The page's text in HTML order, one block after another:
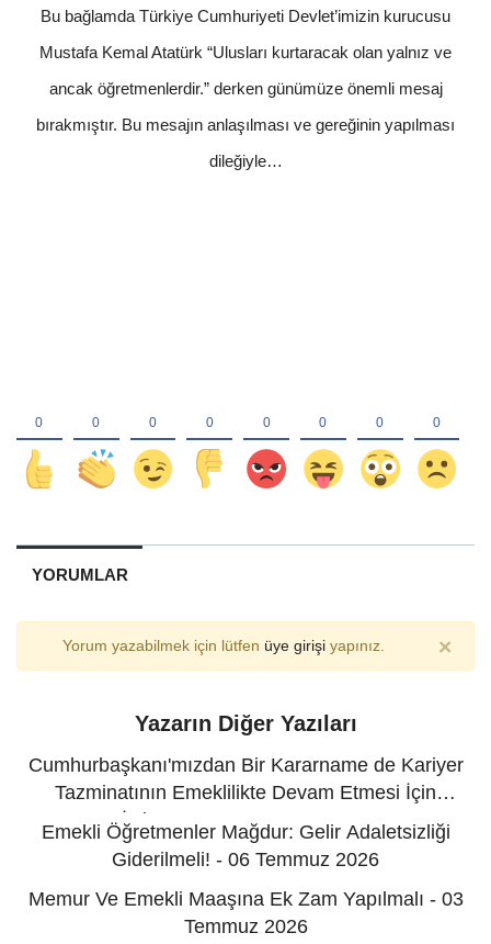
Bu bağlamda Türkiye Cumhuriyeti Devlet’imizin kurucusu
Mustafa Kemal Atatürk “Ulusları kurtaracak olan yalnız ve
ancak öğretmenlerdir.” derken günümüze önemli mesaj
bırakmıştır. Bu mesajın anlaşılması ve gereğinin yapılması
dileğiyle…
YORUMLAR
Yorum yazabilmek için lütfen üye girişiyapınız. ×
Yazarın Diğer Yazıları
Cumhurbaşkanı'mızdan Bir Kararname de Kariyer
Tazminatının Emeklilikte Devam Etmesi İçin
İstiyoruz! - 12 Temmuz 2026
Emekli Öğretmenler Mağdur: Gelir Adaletsizliği
Giderilmeli! - 06 Temmuz 2026
Memur Ve Emekli Maaşına Ek Zam Yapılmalı - 03
Temmuz 2026